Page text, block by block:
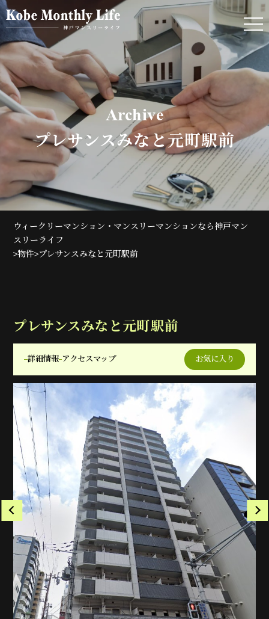
Archive
プレサンスみなと元町駅前
ウィークリーマンション・マンスリーマンションなら神戸マン
スリーライフ
>物件>プレサンスみなと元町駅前
プレサンスみなと元町駅前
詳細情報 アクセスマップ お気に入り